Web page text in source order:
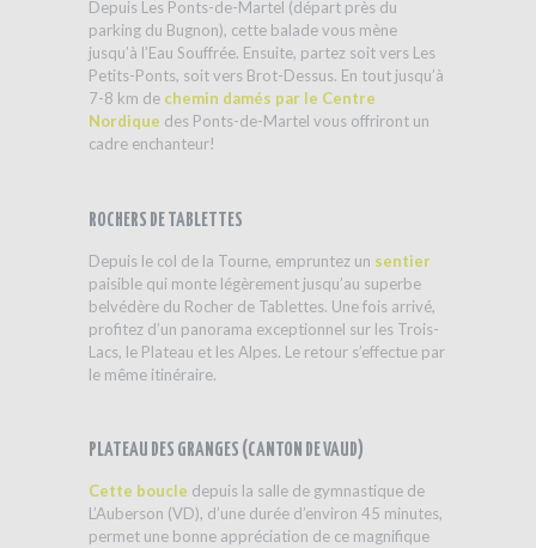
Depuis Les Ponts-de-Martel (départ près du
parking du Bugnon), cette balade vous mène
jusqu’à l’Eau Souffrée. Ensuite, partez soit vers Les
Petits-Ponts, soit vers Brot-Dessus. En tout jusqu’à
7-8 km de chemin damés par le Centre
Nordique des Ponts-de-Martel vous offriront un
cadre enchanteur!
ROCHERS DE TABLETTES
Depuis le col de la Tourne, empruntez un sentier
paisible qui monte légèrement jusqu’au superbe
belvédère du Rocher de Tablettes. Une fois arrivé,
profitez d’un panorama exceptionnel sur les Trois-
Lacs, le Plateau et les Alpes. Le retour s’effectue par
le même itinéraire.
PLATEAU DES GRANGES (CANTON DE VAUD)
Cette boucle depuis la salle de gymnastique de
L’Auberson (VD), d’une durée d’environ 45 minutes,
permet une bonne appréciation de ce magnifique